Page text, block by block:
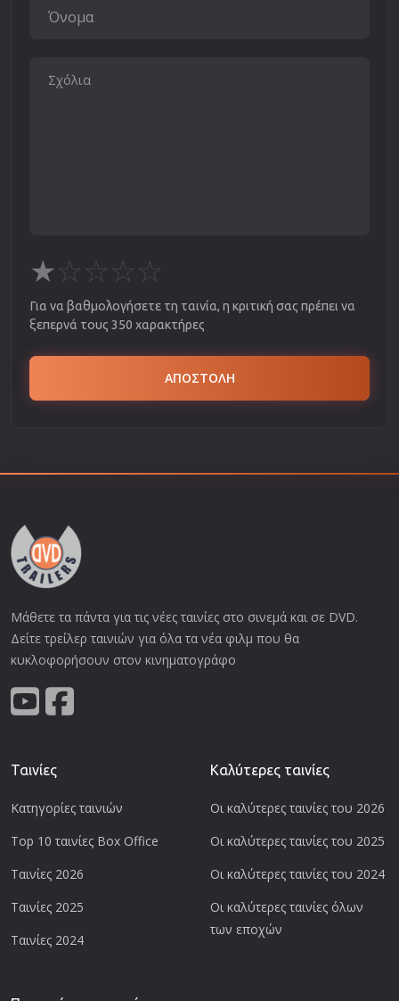
★☆☆☆☆
Για να βαθμολογήσετε τη ταινία, η κριτική σας πρέπει να
ξεπερνά τους 350 χαρακτήρες
ΑΠΟΣΤΟΛΗ
Μάθετε τα πάντα για τις νέες ταινίες στο σινεμά και σε DVD.
Δείτε τρείλερ ταινιών για όλα τα νέα φιλμ που θα
κυκλοφορήσουν στον κινηματογράφο
Ταινίες
Κατηγορίες ταινιών
Top 10 ταινίες Box Office
Ταινίες 2026
Ταινίες 2025
Ταινίες 2024
Καλύτερες ταινίες
Οι καλύτερες ταινίες του 2026
Οι καλύτερες ταινίες του 2025
Οι καλύτερες ταινίες του 2024
Οι καλύτερες ταινίες όλων
των εποχών